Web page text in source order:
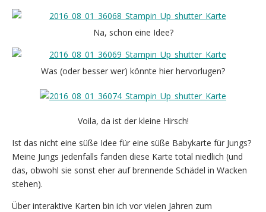
Na, schon eine Idee?
Was (oder besser wer) könnte hier hervorlugen?
Voila, da ist der kleine Hirsch!
Ist das nicht eine süße Idee für eine süße Babykarte für Jungs?
Meine Jungs jedenfalls fanden diese Karte total niedlich (und
das, obwohl sie sonst eher auf brennende Schädel in Wacken
stehen).
Über interaktive Karten bin ich vor vielen Jahren zum